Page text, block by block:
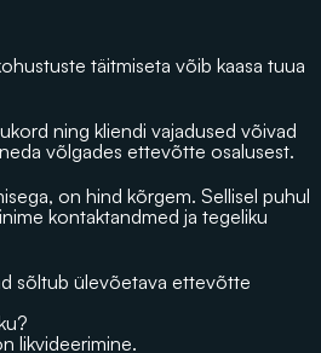
täitmiseta võib kaasa tuua
ning kliendi vajadused võivad
võlgades ettevõtte osalusest.
on hind kõrgem. Sellisel puhul
kontaktandmed ja tegeliku
sõltub ülevõetava ettevõtte
likvideerimine.